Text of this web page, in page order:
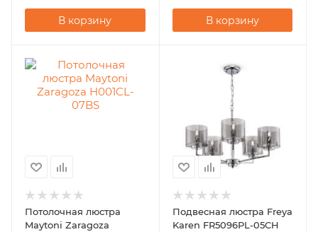
В корзину В корзину
Потолочная люстра
Maytoni Zaragoza
Подвесная люстра Freya
Karen FR5096PL-05CH